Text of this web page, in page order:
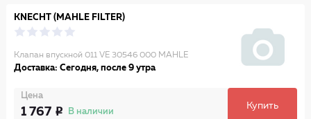
KNECHT (MAHLE FILTER)
Клапан впускной 011 VE 30546 000 MAHLE
Доставка: Сегодня, после 9 утра
Цена
1 767 В наличии
Купить